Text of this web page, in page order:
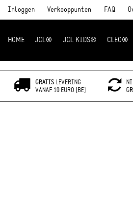
Inloggen Verkooppunten FAQ
HOME JCL® JCL KIDS® CLEO®
GRATISLEVERING
VANAF 10 EURO (BE)